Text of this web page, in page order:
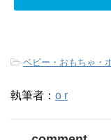
-ベビー・おもちゃ・
執筆者： o r